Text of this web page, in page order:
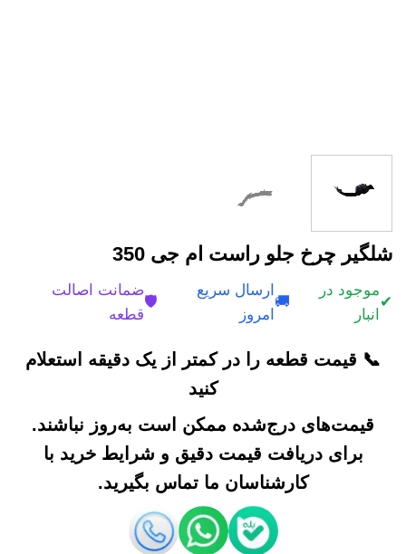
شلگیر چرخ جلو راست ام جی 350
✔
موجود در
انبار
🚚
ارسال سریع
امروز
🛡️
ضمانت اصالت
قطعه
📞 قیمت قطعه را در کمتر از یک دقیقه استعلام
کنید
قیمت‌های درج‌شده ممکن است به‌روز نباشند.
برای دریافت قیمت دقیق و شرایط خرید با
کارشناسان ما تماس بگیرید.